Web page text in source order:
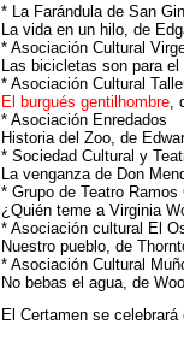
* La Farándula de San
La vida en un hilo, de
* Asociación Cultural
Las bicicletas son para el
* Asociación Cultural
El burgués gentilhombre,
* Asociación Enredados
Historia del Zoo, de
* Sociedad Cultural y
La venganza de Don
* Grupo de Teatro
¿Quién teme a Virginia
* Asociación cultural El
Nuestro pueblo, de
* Asociación Cultural
No bebas el agua, de
El Certamen se